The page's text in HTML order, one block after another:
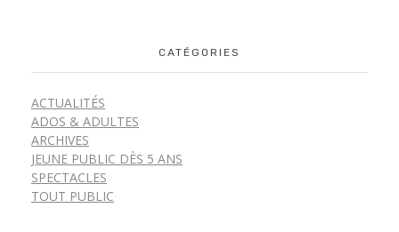
CATÉGORIES
ACTUALITÉS
ADOS & ADULTES
ARCHIVES
JEUNE PUBLIC DÈS 5 ANS
SPECTACLES
TOUT PUBLIC